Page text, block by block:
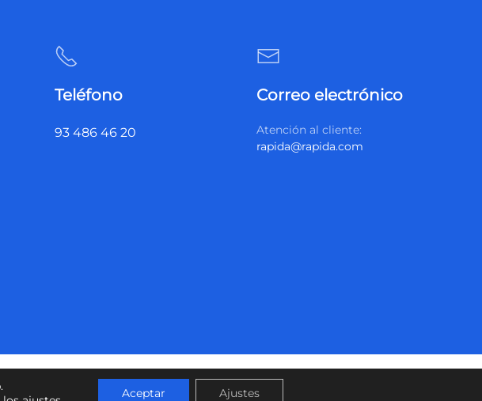
Teléfono
93 486 46 20
Correo electrónico
Atención al cliente:
rapida@rapida.com
Aceptar Ajustes